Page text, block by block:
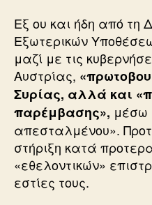
Εξ ου και ήδη από τη
Εξωτερικών
μαζί με τις
Αυστρίας,
Συρίας, αλλά και
παρέμβασης», μέσω
απεσταλμένου».
στήριξη κατά
«εθελοντικών»
εστίες τους.